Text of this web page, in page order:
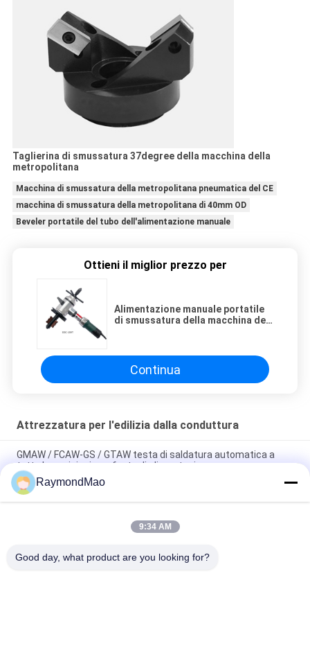
Taglierina di smussatura 37degree della macchina della
metropolitana
Macchina di smussatura della metropolitana pneumatica del CE
macchina di smussatura della metropolitana di 40mm OD
Beveler portatile del tubo dell'alimentazione manuale
Ottieni il miglior prezzo per
Alimentazione manuale portatile
di smussatura della macchina del
Continua
Attrezzatura per l'edilizia dalla conduttura
GMAW / FCAW-GS / GTAW testa di saldatura automatica a
tutte le posizioni con fonte di alimentazione
Macchina di saldatura automatica a tutte le posizioni con
calibrazione laser e tracciamento
Doppio trasporto di saldatura automatico del cannello per
RaymondMao
9:34 AM
Good day, what product are you looking for?